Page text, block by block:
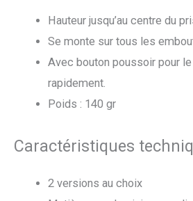
Hauteur jusqu’au centre du
Se monte sur tous les
Avec bouton poussoir pour
rapidement.
Poids : 140 gr
Caractéristiques
2 versions au choix